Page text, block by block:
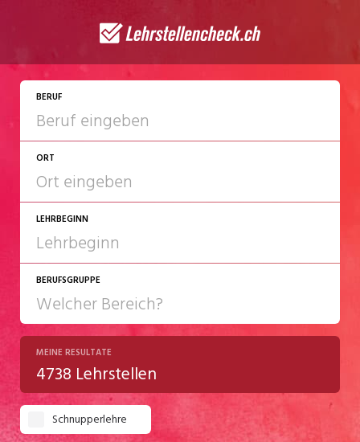
BERUF
ORT
LEHRBEGINN
2027
2028
BERUFSGRUPPE
Chemie/Pharma
Gastgewerbe
Gesundheit/Pflege/Soziales
MEINE RESULTATE
4738 Lehrstellen
Schnupperlehre